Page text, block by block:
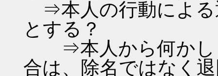
⇒本人の行動による
とする？
⇒本人から何かし
合は、除名ではなく